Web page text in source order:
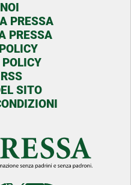
PRESSA
PRESSA
SITO